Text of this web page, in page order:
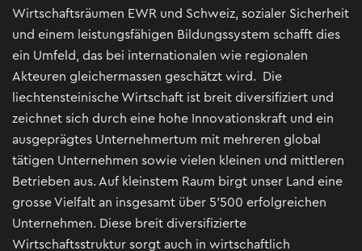
Wirtschaftsräumen EWR und Schweiz, sozialer Sicherheit
und einem leistungsfähigen Bildungssystem schafft dies
ein Umfeld, das bei internationalen wie regionalen
Akteuren gleichermassen geschätzt wird. Die
liechtensteinische Wirtschaft ist breit diversifiziert und
zeichnet sich durch eine hohe Innovationskraft und ein
ausgeprägtes Unternehmertum mit mehreren global
tätigen Unternehmen sowie vielen kleinen und mittleren
Betrieben aus. Auf kleinstem Raum birgt unser Land eine
grosse Vielfalt an insgesamt über 5’500 erfolgreichen
Unternehmen. Diese breit diversifizierte
Wirtschaftsstruktur sorgt auch in wirtschaftlich